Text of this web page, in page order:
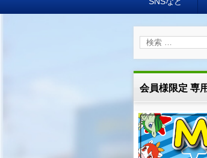
会員様限定 専